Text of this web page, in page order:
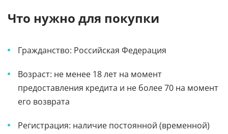
Что нужно для покупки
Гражданство: Российская Федерация
Возраст: не менее 18 лет на момент
предоставления кредита и не более 70 на момент
его возврата
Регистрация: наличие постоянной (временной)